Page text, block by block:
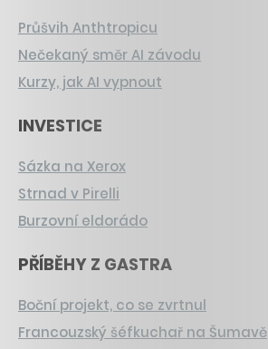
Průšvih Anthtropicu
Nečekaný směr AI závodu
Kurzy, jak AI vypnout
INVESTICE
Sázka na Xerox
Strnad v Pirelli
Burzovní eldorádo
PŘÍBĚHY Z GASTRA
Boční projekt, co se zvrtnul
Francouzský šéfkuchař na Šumavě